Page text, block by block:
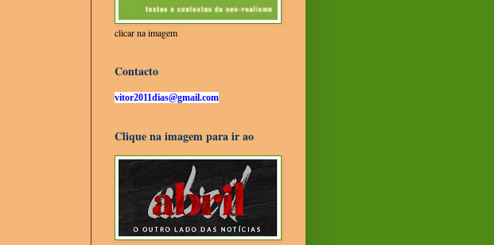
clicar na imagem
Contacto
vitor2011dias@gmail.com
Clique na imagem para ir ao